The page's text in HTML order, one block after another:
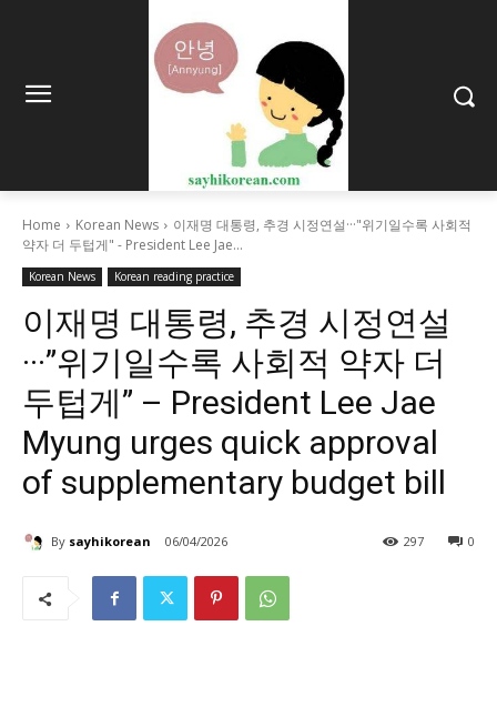
Home Korean News
이재명 대통령, 추경 시정연설···"위기일수록 사회적
약자 더 두텁게" - President Lee Jae...
Korean News Korean reading practice
이재명 대통령, 추경 시정연설
···”위기일수록 사회적 약자 더
두텁게” – President Lee Jae
Myung urges quick approval
of supplementary budget bill
By sayhikorean 06/04/2026 0
297